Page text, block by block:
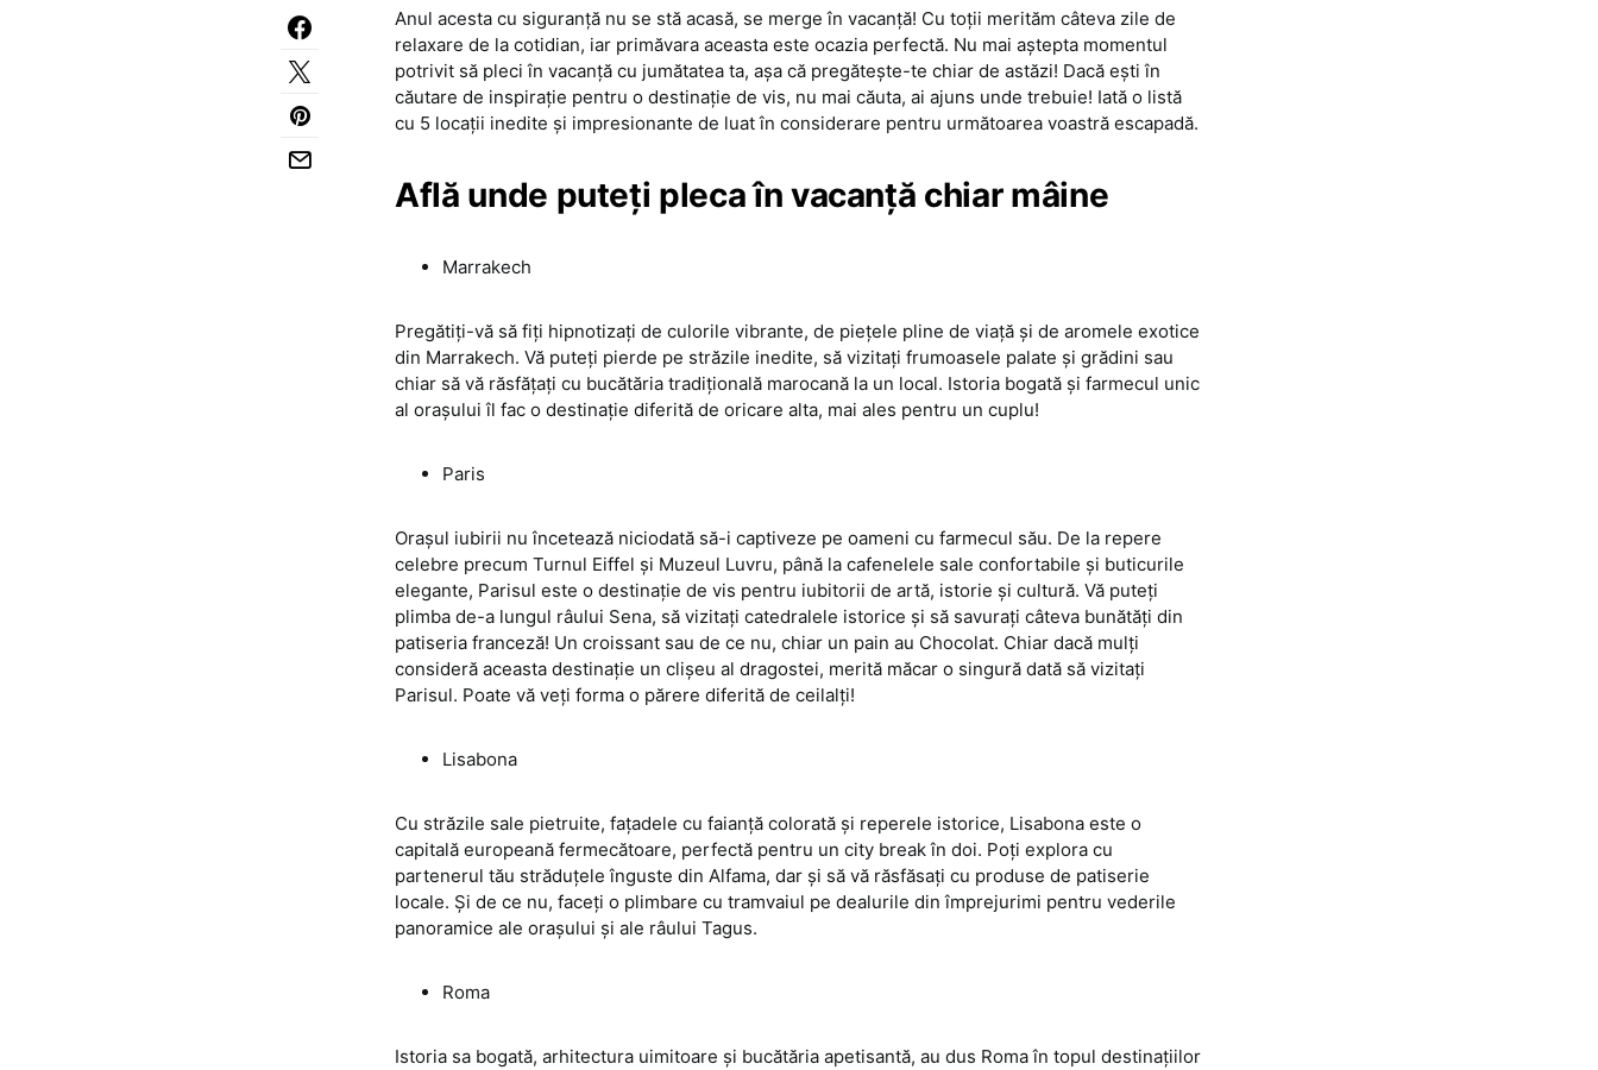
Anul acesta cu siguranță nu se stă acasă, se merge în vacanță! Cu toții merităm câteva zile de
relaxare de la cotidian, iar primăvara aceasta este ocazia perfectă. Nu mai aștepta momentul
potrivit să pleci în vacanță cu jumătatea ta, așa că pregătește-te chiar de astăzi! Dacă ești în
căutare de inspirație pentru o destinație de vis, nu mai căuta, ai ajuns unde trebuie! Iată o listă
cu 5 locații inedite și impresionante de luat în considerare pentru următoarea voastră escapadă.
Află unde puteți pleca în vacanță chiar mâine
Marrakech
Pregătiți-vă să fiți hipnotizați de culorile vibrante, de piețele pline de viață și de aromele exotice
din Marrakech. Vă puteți pierde pe străzile inedite, să vizitați frumoasele palate și grădini sau
chiar să vă răsfățați cu bucătăria tradițională marocană la un local. Istoria bogată și farmecul unic
al orașului îl fac o destinație diferită de oricare alta, mai ales pentru un cuplu!
Paris
Orașul iubirii nu încetează niciodată să-i captiveze pe oameni cu farmecul său. De la repere
celebre precum Turnul Eiffel și Muzeul Luvru, până la cafenelele sale confortabile și buticurile
elegante, Parisul este o destinație de vis pentru iubitorii de artă, istorie și cultură. Vă puteți
plimba de-a lungul râului Sena, să vizitați catedralele istorice și să savurați câteva bunătăți din
patiseria franceză! Un croissant sau de ce nu, chiar un pain au Chocolat. Chiar dacă mulți
consideră aceasta destinație un clișeu al dragostei, merită măcar o singură dată să vizitați
Parisul. Poate vă veți forma o părere diferită de ceilalți!
Lisabona
Cu străzile sale pietruite, fațadele cu faianță colorată și reperele istorice, Lisabona este o
capitală europeană fermecătoare, perfectă pentru un city break în doi. Poți explora cu
partenerul tău străduțele înguste din Alfama, dar și să vă răsfăsați cu produse de patiserie
locale. Și de ce nu, faceți o plimbare cu tramvaiul pe dealurile din împrejurimi pentru vederile
panoramice ale orașului și ale râului Tagus.
Roma
Istoria sa bogată, arhitectura uimitoare și bucătăria apetisantă, au dus Roma în topul destinațiilor